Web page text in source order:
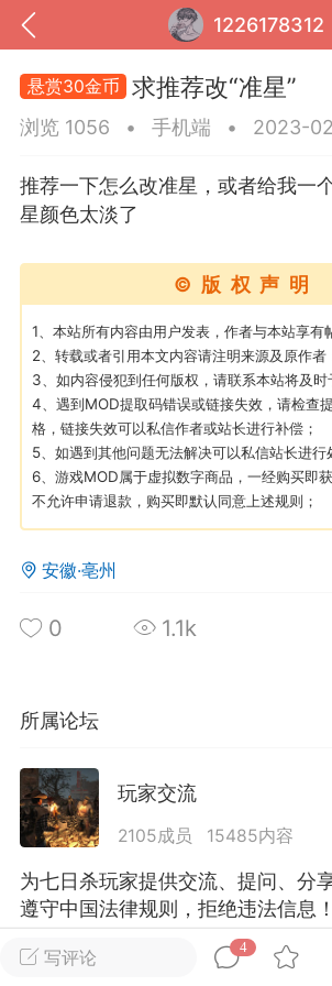
1226178312
我的钱包 道具 排行
MOD下载 攻略教程 联机
02-10 15:45
卖挂
禁止发布联机可用的作弊模组
作弊模组在联机服务器使用,为了维护
模组的发布行为：1. *...
汉
71 2.2w
大人
Lv.8
写评论
4
悬赏30金币 求推荐改“准星”
浏览 1056 • 手机端 • 2023-
推荐一下怎么改准星，或者给我一
星颜色太淡了
©版权声明
1、本站所有内容由用户发表，作者与本站享有
2、转载或者引用本文内容请注明来源及原作者
3、如内容侵犯到任何版权，请联系本站将及时
4、遇到MOD提取码错误或链接失效，请检查
格，链接失效可以私信作者或站长进行补偿；
5、如遇到其他问题无法解决可以私信站长进行
6、游戏MOD属于虚拟数字商品，一经购买即
不允许申请退款，购买即默认同意上述规则；
安徽·亳州
0 1.1k
所属论坛
玩家交流
2105成员 15485内容
为七日杀玩家提供交流、提问、分
遵守中国法律规则，拒绝违法信息！
全部 4